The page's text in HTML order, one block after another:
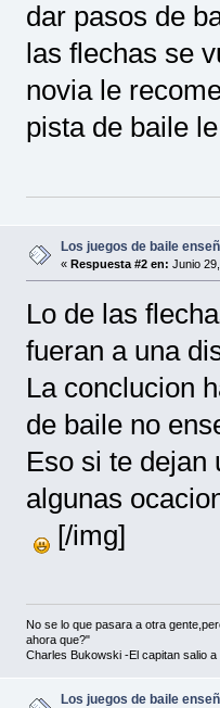
dar pasos de
las flechas se
novia le
pista de baile
Los juegos de baile
« Respuesta #2 en: Junio
Lo de las
fueran a una
La conclucion
de baile no
Eso si te dejan
algunas
[/img]
No se lo que pasara a otra
ahora que?"
Charles Bukowski -El capitan salio
Los juegos de baile